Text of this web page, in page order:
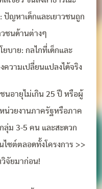
ปัญหาเด็กและเยาวชนถูก
วชนด้านต่างๆ
ยบาย: กลไกที่เด็กและ
ความเปลี่ยนแปลงได้จริง
ชนอายุไม่เกิน 25 ปี หรือผู้
น่วยงานภาครัฐหรือภาค
ลุ่ม 3-5 คน และสะดวก
ไซต์ตลอดทั้งโครงการ >>
วิจัยมาก่อน!